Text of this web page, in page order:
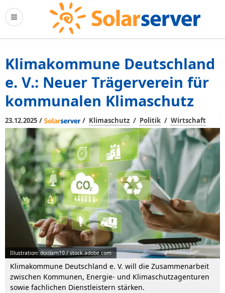
Klimakommune Deutschland
e. V.: Neuer Trägerverein für
kommunalen Klimaschutz
23.12.2025 / / Klimaschutz / Politik / Wirtschaft
Illustration: doidam10 / stock.adobe.com
Klimakommune Deutschland e. V. will die Zusammenarbeit
zwischen Kommunen, Energie- und Klimaschutzagenturen
sowie fachlichen Dienstleistern stärken.